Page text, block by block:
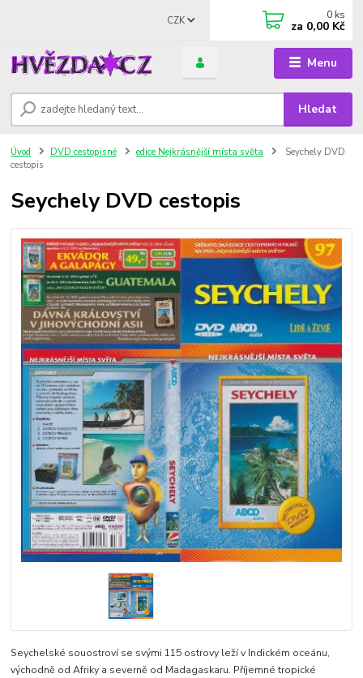
Menu
CZK
Hledat
0 ks
za 0,00 Kč
Úvod DVD cestopisné edice Nejkrásnější místa světa
Seychely DVD
cestopis
Seychely DVD cestopis
Seychelské souostroví se svými 115 ostrovy leží v Indickém oceánu,
východně od Afriky a severně od Madagaskaru. Příjemné tropické